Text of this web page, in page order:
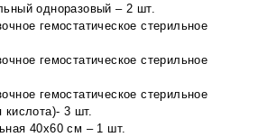
одноразовый – 2 шт.
гемостатическое стерильное
гемостатическое стерильное
гемостатическое стерильное
кислота)- 3 шт.
40х60 см – 1 шт.